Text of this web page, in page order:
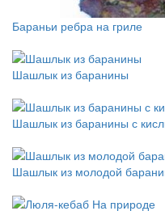
Бараньи ребра на гриле
Шашлык из баранины
Шашлык из баранины с
Шашлык из молодой